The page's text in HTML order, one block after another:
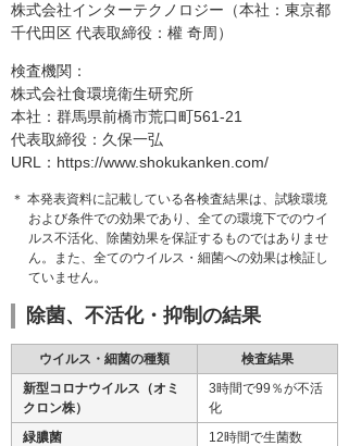
株式会社インターテクノロジー（本社：東京都
千代田区 代表取締役：權 奇周）
検査機関：
株式会社食環境衛生研究所
本社：群馬県前橋市荒口町561-21
代表取締役：久保一弘
URL：https://www.shokukanken.com/
＊ 本発表資料に記載している各検査結果は、試験環境
および条件での効果であり、全ての環境下でのウイ
ルス不活化、除菌効果を保証するものではありませ
ん。また、全てのウイルス・細菌への効果は検証し
ていません。
除菌、不活化・抑制の結果
ウイルス・細菌の種類
検査結果
新型コロナウイルス（オミ
クロン株）
3時間で99％が不活
化
緑膿菌
12時間で生菌数